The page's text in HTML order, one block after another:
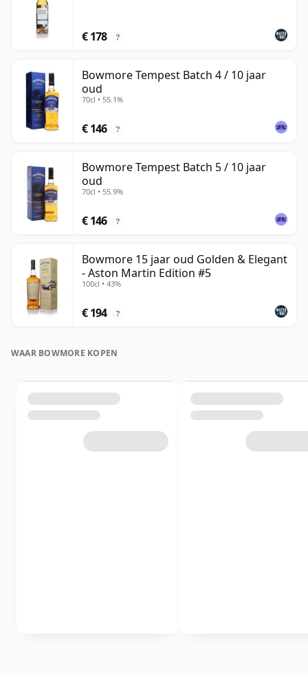
€ 178 ?
Bowmore Tempest Batch 4 / 10 jaar
oud
70cl • 55.1%
€ 146 ?
Bowmore Tempest Batch 5 / 10 jaar
oud
70cl • 55.9%
€ 146 ?
Bowmore 15 jaar oud Golden & Elegant
- Aston Martin Edition #5
100cl • 43%
€ 194 ?
WAAR BOWMORE KOPEN